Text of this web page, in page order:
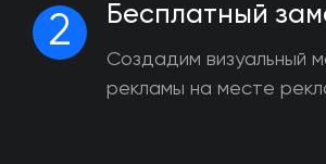
2 Бесплатный
Создадим визуальный
рекламы на месте